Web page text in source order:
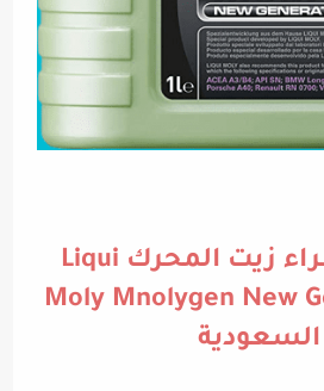
يمكنك الآن شراء زيت المحرك Liqui
Moly Mnolygen New